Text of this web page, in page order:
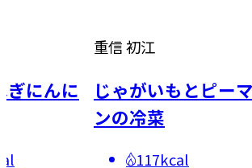
ぎにんに
重信 初江
じゃがいもとピーマ
ンの冷菜
117kcal